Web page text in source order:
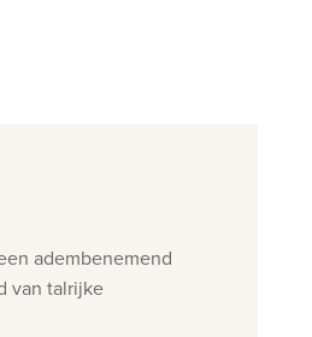
adembenemend
van talrijke